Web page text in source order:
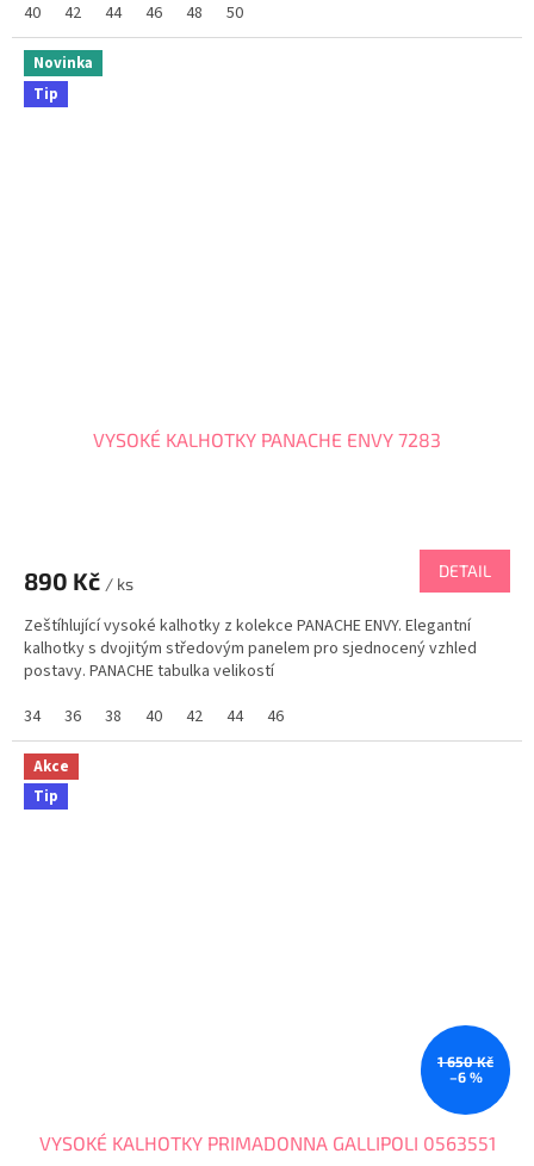
40
42 44 46 48 50
Novinka
Tip
VYSOKÉ KALHOTKY PANACHE ENVY 7283
890 Kč / ks
DETAIL
Zeštíhlující vysoké kalhotky z kolekce PANACHE ENVY. Elegantní
kalhotky s dvojitým středovým panelem pro sjednocený vzhled
postavy. PANACHE tabulka velikostí
34
36 38 40 42 44 46
Akce
Tip
1 650 Kč
–6 %
VYSOKÉ KALHOTKY PRIMADONNA GALLIPOLI 0563551